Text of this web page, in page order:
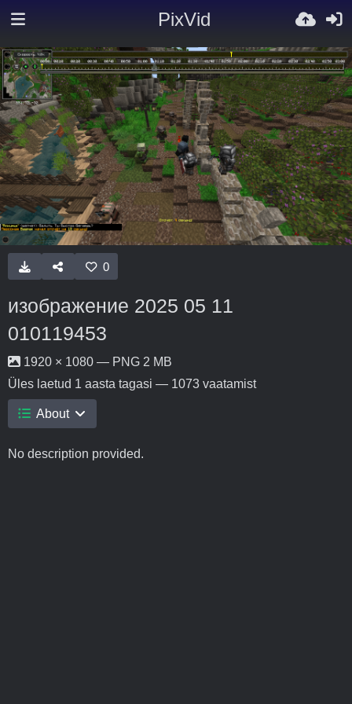
PixVid
0
изображение 2025 05 11
010119453
1920 × 1080 — PNG 2 MB
Üles laetud 1 aasta tagasi — 1073 vaatamist
About
No description provided.